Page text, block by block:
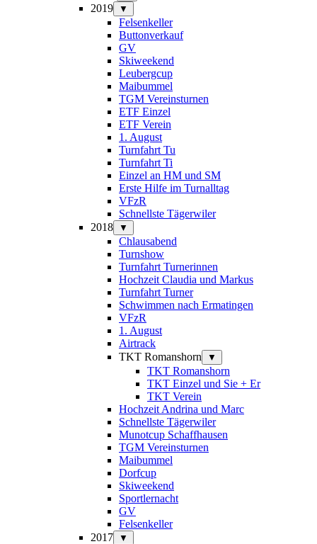
2019 ▼
Felsenkeller
Buttonverkauf
GV
Skiweekend
Leubergcup
Maibummel
TGM Vereinsturnen
ETF Einzel
ETF Verein
1. August
Turnfahrt Tu
Turnfahrt Ti
Einzel an HM und SM
Erste Hilfe im Turnalltag
VFzR
Schnellste Tägerwiler
2018
▼
Chlausabend
Turnshow
Turnfahrt Turnerinnen
Hochzeit Claudia und Markus
Turnfahrt Turner
Schwimmen nach Ermatingen
VFzR
1. August
Airtrack
TKT Romanshorn
▼
TKT Romanshorn
TKT Einzel und Sie + Er
TKT Verein
Hochzeit Andrina und Marc
Schnellste Tägerwiler
Munotcup Schaffhausen
TGM Vereinsturnen
Maibummel
Dorfcup
Skiweekend
Sportlernacht
GV
Felsenkeller
2017
▼